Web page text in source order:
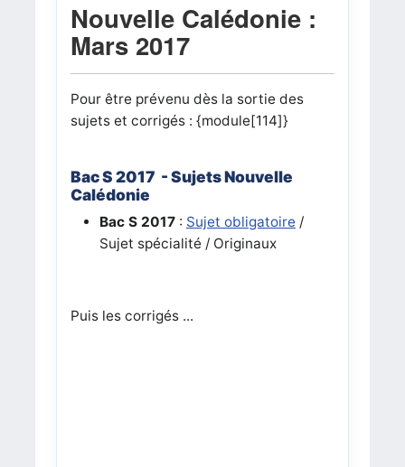
Nouvelle Calédonie :
Mars 2017
Pour être prévenu dès la sortie des
sujets et corrigés : {module[114]}
Bac S 2017 - Sujets Nouvelle
Calédonie
Bac S 2017: Sujet obligatoire /
Sujet spécialité / Originaux
Puis les corrigés ...